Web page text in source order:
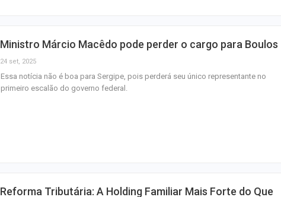
Ministro Márcio Macêdo pode perder o cargo para Boulos
24 set, 2025
Essa notícia não é boa para Sergipe, pois perderá seu único representante no
primeiro escalão do governo federal.
Reforma Tributária: A Holding Familiar Mais Forte do Que